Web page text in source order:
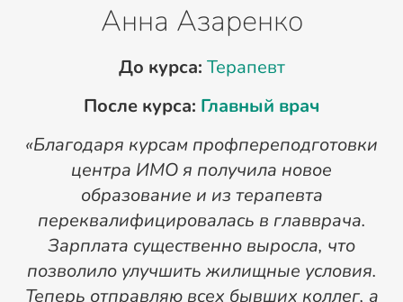
Анна Азаренко
До курса: Терапевт
После курса: Главный врач
«Благодаря курсам профпереподготовки
центра ИМО я получила новое
образование и из терапевта
переквалифицировалась в главврача.
Зарплата существенно выросла, что
позволило улучшить жилищные условия.
Теперь отправляю всех бывших коллег, а